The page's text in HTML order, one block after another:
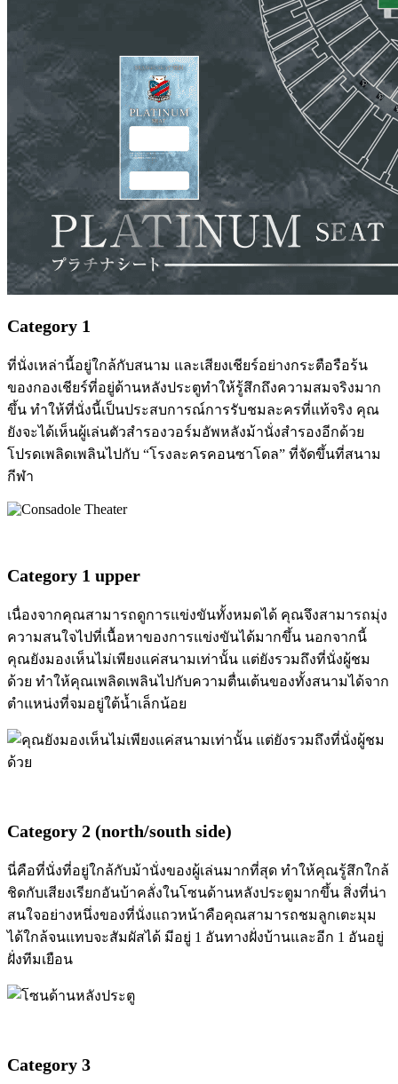
Category 1
ที่นั่งเหล่านี้อยู่ใกล้กับสนาม และเสียงเชียร์อย่างกระตือรือร้น
ของกองเชียร์ที่อยู่ด้านหลังประตูทำให้รู้สึกถึงความสมจริงมาก
ขึ้น ทำให้ที่นั่งนี้เป็นประสบการณ์การรับชมละครที่แท้จริง คุณ
ยังจะได้เห็นผู้เล่นตัวสำรองวอร์มอัพหลังม้านั่งสำรองอีกด้วย
โปรดเพลิดเพลินไปกับ “โรงละครคอนซาโดล” ที่จัดขึ้นที่สนาม
กีฬา
Category 1 upper
เนื่องจากคุณสามารถดูการแข่งขันทั้งหมดได้ คุณจึงสามารถมุ่ง
ความสนใจไปที่เนื้อหาของการแข่งขันได้มากขึ้น นอกจากนี้
คุณยังมองเห็นไม่เพียงแค่สนามเท่านั้น แต่ยังรวมถึงที่นั่งผู้ชม
ด้วย ทำให้คุณเพลิดเพลินไปกับความตื่นเต้นของทั้งสนามได้จาก
ตำแหน่งที่จมอยู่ใต้น้ำเล็กน้อย
Category 2 (north/south side)
นี่คือที่นั่งที่อยู่ใกล้กับม้านั่งของผู้เล่นมากที่สุด ทำให้คุณรู้สึกใกล้
ชิดกับเสียงเรียกอันบ้าคลั่งในโซนด้านหลังประตูมากขึ้น สิ่งที่น่า
สนใจอย่างหนึ่งของที่นั่งแถวหน้าคือคุณสามารถชมลูกเตะมุม
ได้ใกล้จนแทบจะสัมผัสได้ มีอยู่ 1 อันทางฝั่งบ้านและอีก 1 อันอยู่
ฝั่งทีมเยือน
Category 3